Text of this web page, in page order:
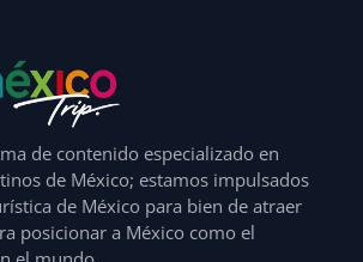
de contenido especializado en
de México; estamos impulsados
de México para bien de atraer
posicionar a México como el